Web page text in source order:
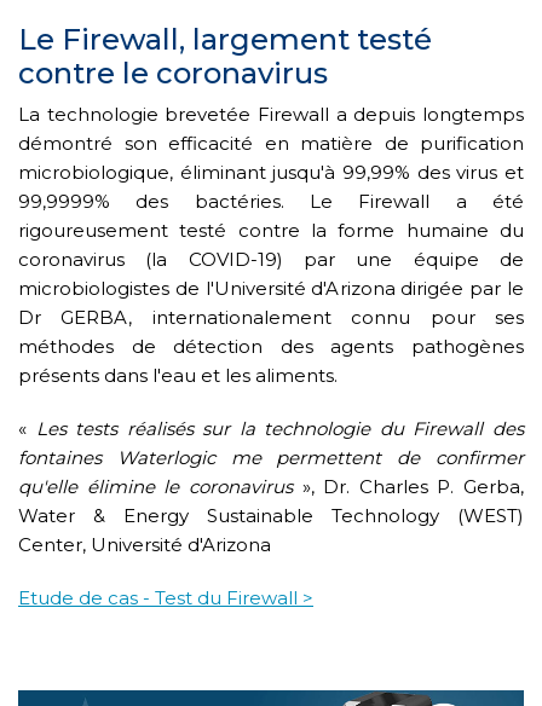
Le Firewall, largement testé
contre le coronavirus
La technologie brevetée Firewall a depuis longtemps
démontré son efficacité en matière de purification
microbiologique, éliminant jusqu'à 99,99% des virus et
99,9999% des bactéries. Le Firewall a été
rigoureusement testé contre la forme humaine du
coronavirus (la COVID-19) par une équipe de
microbiologistes de l'Université d'Arizona dirigée par le
Dr GERBA, internationalement connu pour ses
méthodes de détection des agents pathogènes
présents dans l'eau et les aliments.
« Les tests réalisés sur la technologie du Firewall des
fontaines Waterlogic me permettent de confirmer
qu'elle élimine le coronavirus», Dr. Charles P. Gerba,
Water & Energy Sustainable Technology (WEST)
Center, Université d'Arizona
Etude de cas - Test du Firewall >